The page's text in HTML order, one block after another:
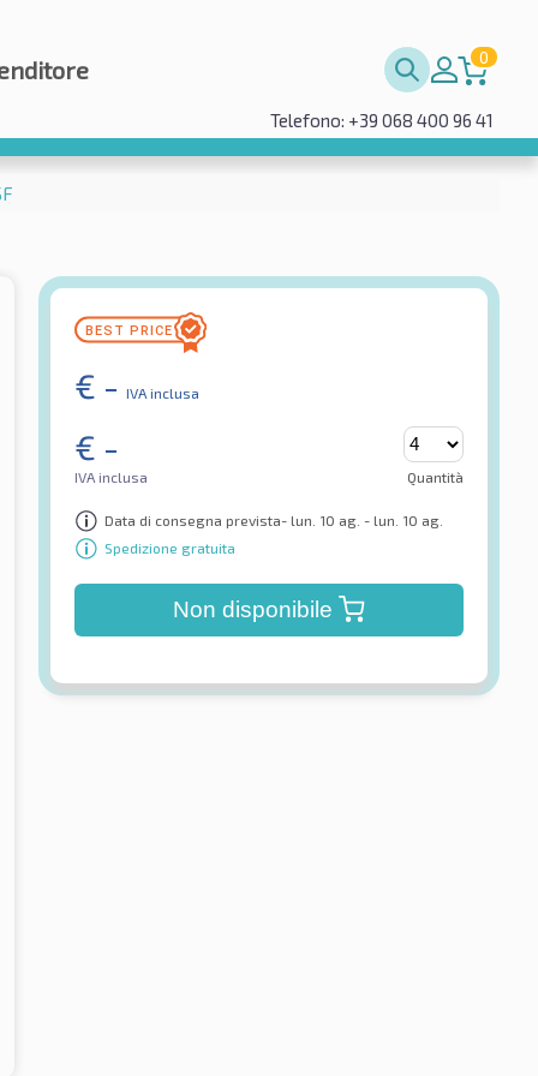
0
Telefono: +39 068 400 96 41
€ - IVA inclusa
€ -
IVA inclusa Quantità
Data di consegna prevista- lun. 10 ag. - lun. 10 ag.
Spedizione gratuita
Non disponibile